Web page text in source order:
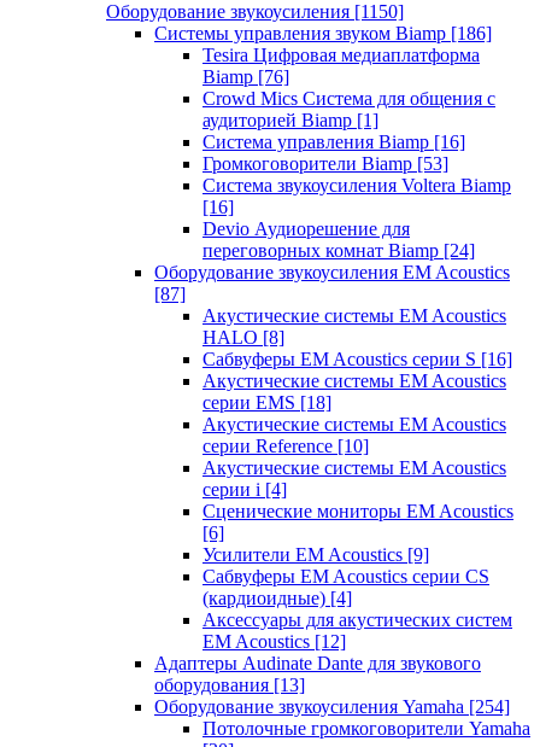
Оборудование звукоусиления [1150]
Системы управления звуком Biamp [186]
Tesira Цифровая медиаплатформа
Biamp [76]
Crowd Mics Система для общения с
аудиторией Biamp [1]
Система управления Biamp [16]
Громкоговорители Biamp [53]
Система звукоусиления Voltera Biamp
[16]
Devio Аудиорешение для
переговорных комнат Biamp [24]
Оборудование звукоусиления EM Acoustics
[87]
Акустические системы EM Acoustics
HALO [8]
Сабвуферы EM Acoustics серии S [16]
Акустические системы EM Acoustics
серии EMS [18]
Акустические системы EM Acoustics
серии Reference [10]
Акустические системы EM Acoustics
серии i [4]
Сценические мониторы EM Acoustics
[6]
Усилители EM Acoustics [9]
Сабвуферы EM Acoustics серии CS
(кардиоидные) [4]
Аксессуары для акустических систем
EM Acoustics [12]
Адаптеры Audinate Dante для звукового
оборудования [13]
Оборудование звукоусиления Yamaha [254]
Потолочные громкоговорители Yamaha